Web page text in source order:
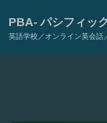
PBA- パシフィッ
英語学校／オンライン英会話